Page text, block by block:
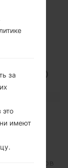
Hub
(0.47
миллиметров
за
это
имеют